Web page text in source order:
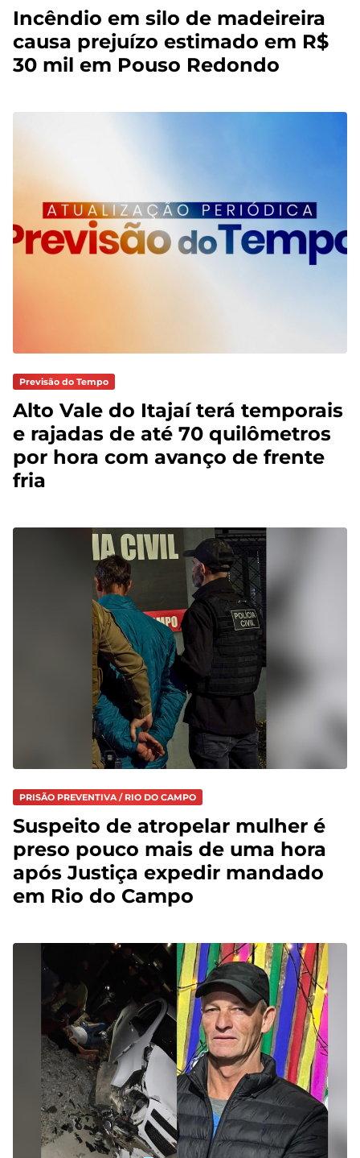
Incêndio em silo de madeireira
causa prejuízo estimado em R$
30 mil em Pouso Redondo
Previsão do Tempo
Alto Vale do Itajaí terá temporais
e rajadas de até 70 quilômetros
por hora com avanço de frente
fria
PRISÃO PREVENTIVA / RIO DO CAMPO
Suspeito de atropelar mulher é
preso pouco mais de uma hora
após Justiça expedir mandado
em Rio do Campo